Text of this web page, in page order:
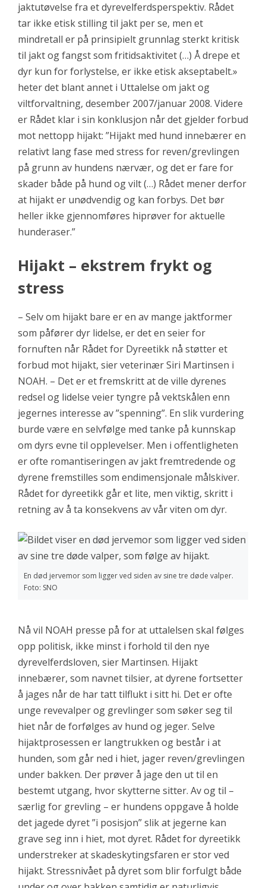
jaktutøvelse fra et dyrevelferdsperspektiv. Rådet
tar ikke etisk stilling til jakt per se, men et
mindretall er på prinsipielt grunnlag sterkt kritisk
til jakt og fangst som fritidsaktivitet (…) Å drepe et
dyr kun for forlystelse, er ikke etisk akseptabelt.»
heter det blant annet i Uttalelse om jakt og
viltforvaltning, desember 2007/januar 2008. Videre
er Rådet klar i sin konklusjon når det gjelder forbud
mot nettopp hijakt: ”Hijakt med hund innebærer en
relativt lang fase med stress for reven/grevlingen
på grunn av hundens nærvær, og det er fare for
skader både på hund og vilt (…) Rådet mener derfor
at hijakt er unødvendig og kan forbys. Det bør
heller ikke gjennomføres hiprøver for aktuelle
hunderaser.”
Hijakt – ekstrem frykt og
stress
– Selv om hijakt bare er en av mange jaktformer
som påfører dyr lidelse, er det en seier for
fornuften når Rådet for Dyreetikk nå støtter et
forbud mot hijakt, sier veterinær Siri Martinsen i
NOAH. – Det er et fremskritt at de ville dyrenes
redsel og lidelse veier tyngre på vektskålen enn
jegernes interesse av ”spenning”. En slik vurdering
burde være en selvfølge med tanke på kunnskap
om dyrs evne til opplevelser. Men i offentligheten
er ofte romantiseringen av jakt fremtredende og
dyrene fremstilles som endimensjonale målskiver.
Rådet for dyreetikk går et lite, men viktig, skritt i
retning av å ta konsekvens av vår viten om dyr.
En død jervemor som ligger ved siden av sine tre døde valper.
Foto: SNO
Nå vil NOAH presse på for at uttalelsen skal følges
opp politisk, ikke minst i forhold til den nye
dyrevelferdsloven, sier Martinsen. Hijakt
innebærer, som navnet tilsier, at dyrene fortsetter
å jages når de har tatt tilflukt i sitt hi. Det er ofte
unge revevalper og grevlinger som søker seg til
hiet når de forfølges av hund og jeger. Selve
hijaktprosessen er langtrukken og består i at
hunden, som går ned i hiet, jager reven/grevlingen
under bakken. Der prøver å jage den ut til en
bestemt utgang, hvor skytterne sitter. Av og til –
særlig for grevling – er hundens oppgave å holde
det jagede dyret ”i posisjon” slik at jegerne kan
grave seg inn i hiet, mot dyret. Rådet for dyreetikk
understreker at skadeskytingsfaren er stor ved
hijakt. Stressnivået på dyret som blir forfulgt både